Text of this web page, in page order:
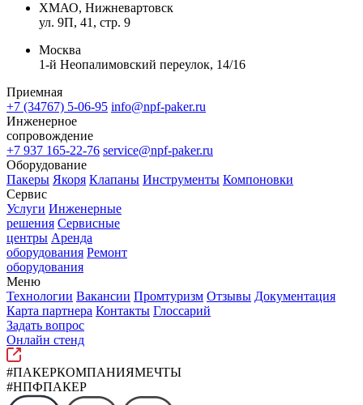
ХМАО, Нижневартовск
ул. 9П, 41, стр. 9
Москва
1-й Неопалимовский переулок, 14/16
Приемная
+7 (34767) 5-06-95 info@npf-paker.ru
Инженерное
сопровождение
+7 937 165-22-76 service@npf-paker.ru
Оборудование
Пакеры Якоря Клапаны Инструменты Компоновки
Сервис
Услуги Инженерные
решения Сервисные
центры Аренда
оборудования Ремонт
оборудования
Меню
Технологии Вакансии Промтуризм Отзывы Документация
Карта партнера Контакты Глоссарий
Задать вопрос
Онлайн стенд
#ПАКЕРКОМПАНИЯМЕЧТЫ
#НПФПАКЕР